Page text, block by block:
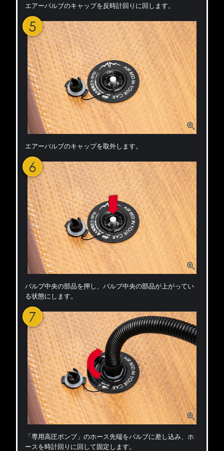
エアーバルブのキャップを反時計回りに回します。
5
エアーバルブのキャップを取外します。
6
バルブ中央の部品を押し、バルブ中央の部品が上がってい
る状態にします。
7
「専用高圧ポンプ」のホース先端をバルブに差し込み、ホ
ースを時計回りに回して固定します。